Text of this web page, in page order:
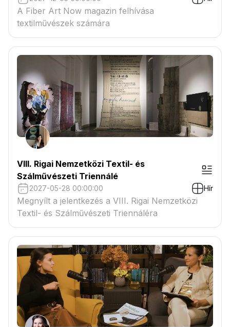
A Fiber Art Now magazin felhívása
textilművészek számára
VIII. Rigai Nemzetközi Textil- és
Szálművészeti Triennálé
2027-05-28 00:00:00 Hír
Megnyílt a jelentkezés a VIII. Rigai Nemzetközi
Textil- és Szálművészeti Triennáléra